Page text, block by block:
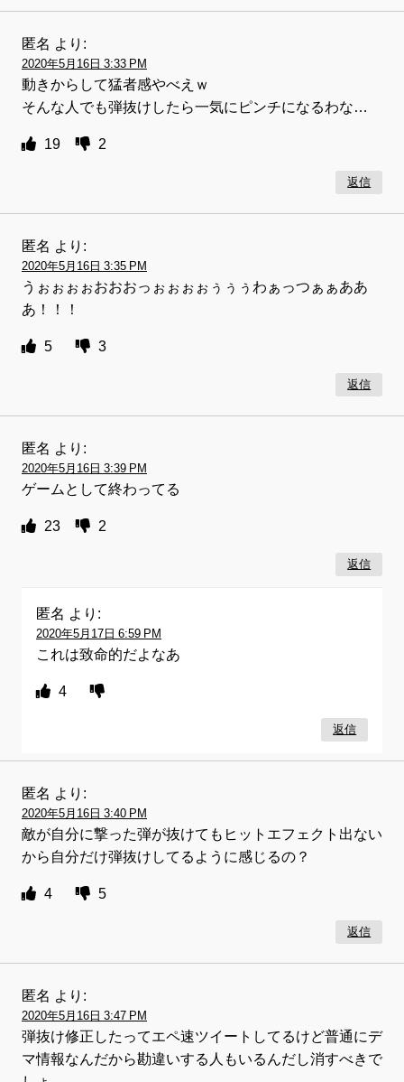
匿名 より:
2020年5月16日 3:33 PM
動きからして猛者感やべえｗ
そんな人でも弾抜けしたら一気にピンチになるわな…
19 2
返信
匿名 より:
2020年5月16日 3:35 PM
うぉぉぉぉおおおっぉぉぉぉぅぅぅわぁっつぁぁああ
あ！！！
5 3
返信
匿名 より:
2020年5月16日 3:39 PM
ゲームとして終わってる
23 2
返信
匿名 より:
2020年5月17日 6:59 PM
これは致命的だよなあ
4
返信
匿名 より:
2020年5月16日 3:40 PM
敵が自分に撃った弾が抜けてもヒットエフェクト出ない
から自分だけ弾抜けしてるように感じるの？
4 5
返信
匿名 より:
2020年5月16日 3:47 PM
弾抜け修正したってエペ速ツイートしてるけど普通にデ
マ情報なんだから勘違いする人もいるんだし消すべきで